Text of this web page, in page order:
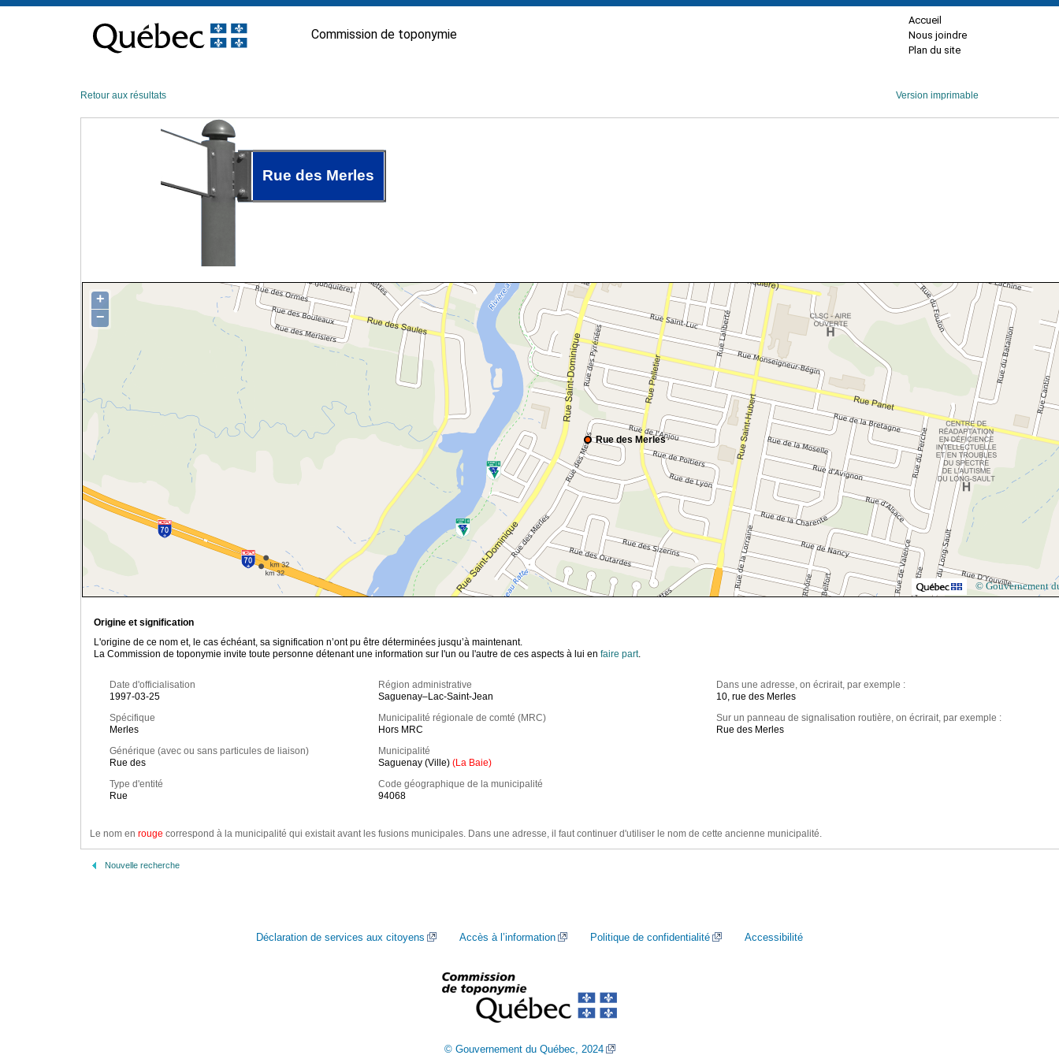
contenu
Commission de toponymie
Accueil
Nous joindre
Plan du site
Retour aux résultats Version imprimable
Rue des Merles
Rue des Merles
+
−
© Gouvernement
Origine et signification
L'origine de ce nom et, le cas échéant, sa signification n’ont pu être déterminées jusqu’à maintenant.
La Commission de toponymie invite toute personne détenant une information sur l'un ou l'autre de ces aspects à lui en faire part.
Date d'officialisation
1997-03-25
Spécifique
Merles
Générique (avec ou sans particules de liaison)
Rue des
Type d'entité
Rue
Région administrative
Saguenay–Lac-Saint-Jean
Municipalité régionale de comté (MRC)
Hors MRC
Municipalité
Saguenay (Ville) (La Baie)
Code géographique de la municipalité
94068
Dans une adresse, on écrirait, par exemple :
10, rue des Merles
Sur un panneau de signalisation routière, on écrirait, par exemple :
Rue des Merles
Le nom en rouge correspond à la municipalité qui existait avant les fusions municipales. Dans une adresse, il faut continuer d'utiliser le nom de cette ancienne municipalité.
Nouvelle recherche
Déclaration de services aux citoyens Accès à l’information Politique de confidentialité Accessibilité
© Gouvernement du Québec, 2024